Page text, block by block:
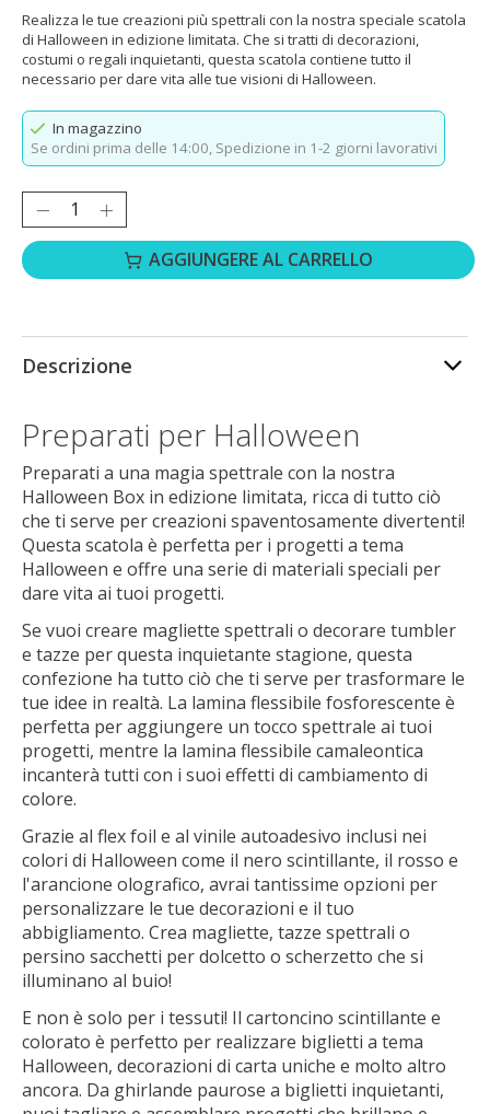
Realizza le tue creazioni più spettrali con la nostra speciale scatola
di Halloween in edizione limitata. Che si tratti di decorazioni,
costumi o regali inquietanti, questa scatola contiene tutto il
necessario per dare vita alle tue visioni di Halloween.
In magazzino
Se ordini prima delle 14:00, Spedizione in 1-2 giorni lavorativi
Quantità:
AGGIUNGERE AL CARRELLO
Descrizione
Preparati per Halloween
Preparati a una magia spettrale con la nostra
Halloween Box in edizione limitata, ricca di tutto ciò
che ti serve per creazioni spaventosamente divertenti!
Questa scatola è perfetta per i progetti a tema
Halloween e offre una serie di materiali speciali per
dare vita ai tuoi progetti.
Se vuoi creare magliette spettrali o decorare tumbler
e tazze per questa inquietante stagione, questa
confezione ha tutto ciò che ti serve per trasformare le
tue idee in realtà. La lamina flessibile fosforescente è
perfetta per aggiungere un tocco spettrale ai tuoi
progetti, mentre la lamina flessibile camaleontica
incanterà tutti con i suoi effetti di cambiamento di
colore.
Grazie al flex foil e al vinile autoadesivo inclusi nei
colori di Halloween come il nero scintillante, il rosso e
l'arancione olografico, avrai tantissime opzioni per
personalizzare le tue decorazioni e il tuo
abbigliamento. Crea magliette, tazze spettrali o
persino sacchetti per dolcetto o scherzetto che si
illuminano al buio!
E non è solo per i tessuti! Il cartoncino scintillante e
colorato è perfetto per realizzare biglietti a tema
Halloween, decorazioni di carta uniche e molto altro
ancora. Da ghirlande paurose a biglietti inquietanti,